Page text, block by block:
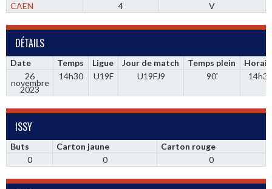
CAEN
4 V
DÉTAILS
Date Temps Ligue Jour de match Temps plein
26
novembre
2023
14h30 U19F U19FJ9 90' 14h30
ISSY
Buts Carton jaune
Carton rouge
0
0 0